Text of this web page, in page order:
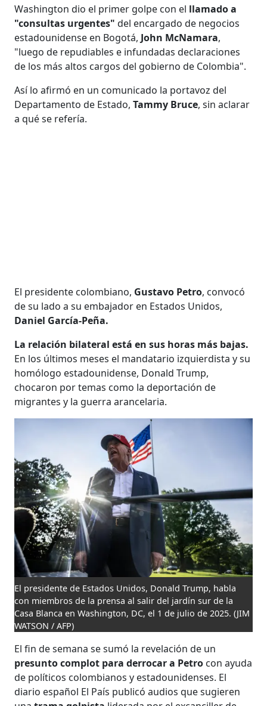
Washington dio el primer golpe con el llamado a
"consultas urgentes" del encargado de negocios
estadounidense en Bogotá, John McNamara,
"luego de repudiables e infundadas declaraciones
de los más altos cargos del gobierno de Colombia".
Así lo afirmó en un comunicado la portavoz del
Departamento de Estado,Tammy Bruce, sin aclarar
a qué se refería.
El presidente colombiano, Gustavo Petro, convocó
de su lado a su embajador en Estados Unidos,
Daniel García-Peña.
La relación bilateral está en sus horas más bajas.
En los últimos meses el mandatario izquierdista y su
homólogo estadounidense, Donald Trump,
chocaron por temas como la deportación de
migrantes y la guerra arancelaria.
El presidente de Estados Unidos, Donald Trump, habla
con miembros de la prensa al salir del jardín sur de la
Casa Blanca en Washington, DC, el 1 de julio de 2025. (JIM
WATSON / AFP)
El fin de semana se sumó la revelación de un
presunto complot para derrocar a Petro con ayuda
de políticos colombianos y estadounidenses. El
diario español El País publicó audios que sugieren